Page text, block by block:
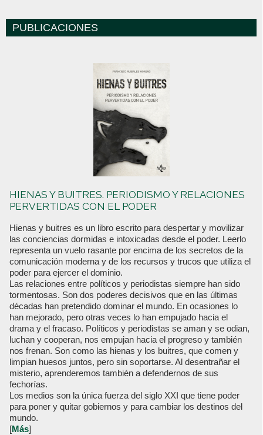
PUBLICACIONES
HIENAS Y BUITRES. PERIODISMO Y RELACIONES
PERVERTIDAS CON EL PODER
Hienas y buitres es un libro escrito para despertar y movilizar
las conciencias dormidas e intoxicadas desde el poder. Leerlo
representa un vuelo rasante por encima de los secretos de la
comunicación moderna y de los recursos y trucos que utiliza el
poder para ejercer el dominio.
Las relaciones entre políticos y periodistas siempre han sido
tormentosas. Son dos poderes decisivos que en las últimas
décadas han pretendido dominar el mundo. En ocasiones lo
han mejorado, pero otras veces lo han empujado hacia el
drama y el fracaso. Políticos y periodistas se aman y se odian,
luchan y cooperan, nos empujan hacia el progreso y también
nos frenan. Son como las hienas y los buitres, que comen y
limpian huesos juntos, pero sin soportarse. Al desentrañar el
misterio, aprenderemos también a defendernos de sus
fechorías.
Los medios son la única fuerza del siglo XXI que tiene poder
para poner y quitar gobiernos y para cambiar los destinos del
mundo.
[Más]